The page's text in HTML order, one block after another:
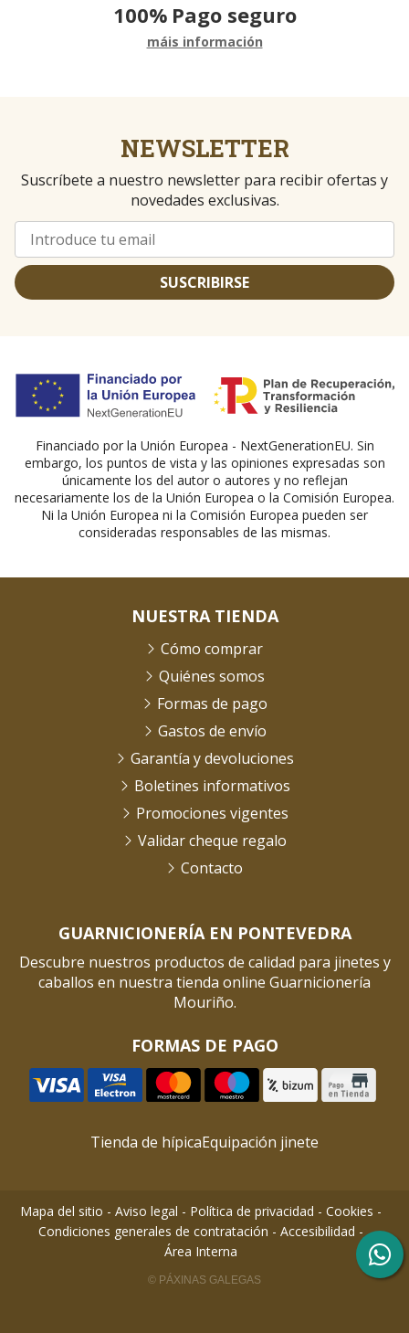
100% Pago seguro
máis información
NEWSLETTER
Suscríbete a nuestro newsletter para recibir ofertas y
novedades exclusivas.
SUSCRIBIRSE
Financiado por la Unión Europea - NextGenerationEU. Sin
embargo, los puntos de vista y las opiniones expresadas son
únicamente los del autor o autores y no reflejan
necesariamente los de la Unión Europea o la Comisión Europea.
Ni la Unión Europea ni la Comisión Europea pueden ser
consideradas responsables de las mismas.
GUARNICIONERÍA EN PONTEVEDRA
Descubre nuestros productos de calidad para jinetes y
caballos en nuestra tienda online Guarnicionería
Mouriño.
FORMAS DE PAGO
NUESTRA TIENDA
Cómo comprar
Quiénes somos
Formas de pago
Gastos de envío
Garantía y devoluciones
Boletines informativos
Promociones vigentes
Validar cheque regalo
Contacto
Tienda de hípicaEquipación jinete
Mapa del sitio - Aviso legal - Política de privacidad - Cookies -
Condiciones generales de contratación - Accesibilidad -
Área Interna
© PÁXINAS GALEGAS